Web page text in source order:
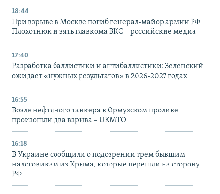
18:44
При взрыве в Москве погиб генерал-майор армии РФ
Плохотнюк и зять главкома ВКС – российские медиа
17:40
Разработка баллистики и антибаллистики: Зеленский
ожидает «нужных результатов» в 2026-2027 годах
16:55
Возле нефтяного танкера в Ормузском проливе
произошли два взрыва – UKMTO
16:18
В Украине сообщили о подозрении трем бывшим
налоговикам из Крыма, которые перешли на сторону
РФ